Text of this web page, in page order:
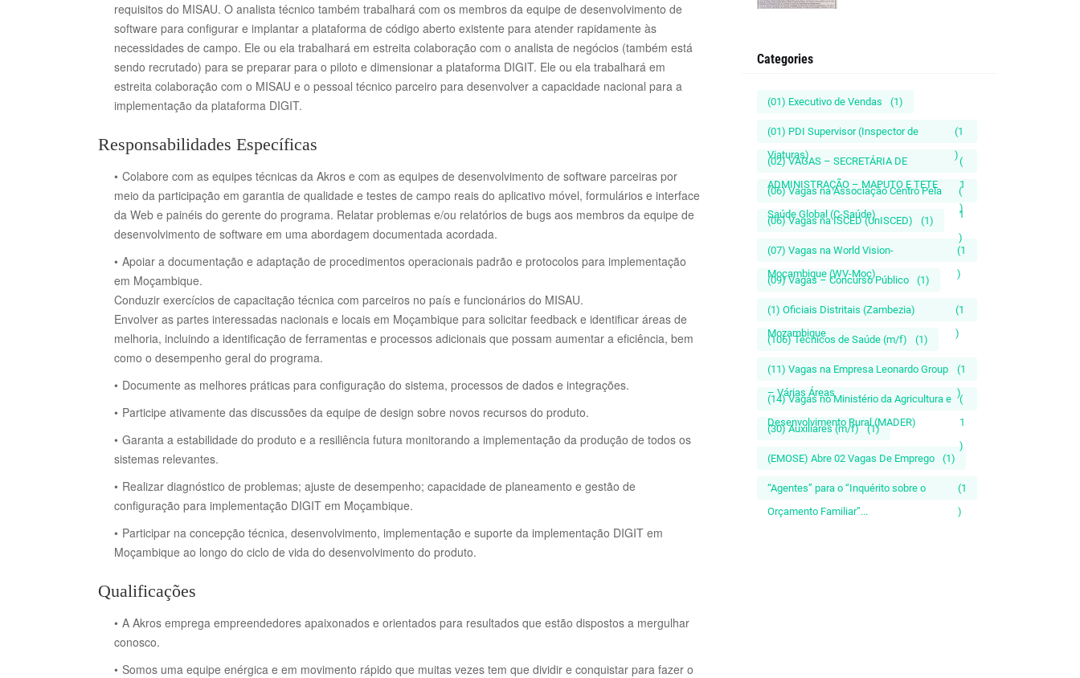
requisitos do MISAU. O analista técnico também trabalhará com os membros da equipe de desenvolvimento de
software para configurar e implantar a plataforma de código aberto existente para atender rapidamente às
necessidades de campo. Ele ou ela trabalhará em estreita colaboração com o analista de negócios (também está
sendo recrutado) para se preparar para o piloto e dimensionar a plataforma DIGIT. Ele ou ela trabalhará em
estreita colaboração com o MISAU e o pessoal técnico parceiro para desenvolver a capacidade nacional para a
implementação da plataforma DIGIT.
Responsabilidades Específicas
Colabore com as equipes técnicas da Akros e com as equipes de desenvolvimento de software parceiras por
meio da participação em garantia de qualidade e testes de campo reais do aplicativo móvel, formulários e interface
da Web e painéis do gerente do programa. Relatar problemas e/ou relatórios de bugs aos membros da equipe de
desenvolvimento de software em uma abordagem documentada acordada.
Apoiar a documentação e adaptação de procedimentos operacionais padrão e protocolos para implementação
em Moçambique.
Conduzir exercícios de capacitação técnica com parceiros no país e funcionários do MISAU.
Envolver as partes interessadas nacionais e locais em Moçambique para solicitar feedback e identificar áreas de
melhoria, incluindo a identificação de ferramentas e processos adicionais que possam aumentar a eficiência, bem
como o desempenho geral do programa.
Documente as melhores práticas para configuração do sistema, processos de dados e integrações.
Participe ativamente das discussões da equipe de design sobre novos recursos do produto.
Garanta a estabilidade do produto e a resiliência futura monitorando a implementação da produção de todos os
sistemas relevantes.
Realizar diagnóstico de problemas; ajuste de desempenho; capacidade de planeamento e gestão de
configuração para implementação DIGIT em Moçambique.
Participar na concepção técnica, desenvolvimento, implementação e suporte da implementação DIGIT em
Moçambique ao longo do ciclo de vida do desenvolvimento do produto.
Qualificações
A Akros emprega empreendedores apaixonados e orientados para resultados que estão dispostos a mergulhar
conosco.
Somos uma equipe enérgica e em movimento rápido que muitas vezes tem que dividir e conquistar para fazer o
Categories
(01) Executivo de Vendas (1)
(01) PDI Supervisor (Inspector de
Viaturas)
(1
)
(02) VAGAS – SECRETÁRIA DE
ADMINISTRAÇÃO – MAPUTO E TETE
(
1
)
(06) Vagas na Associação Centro Pela
Saúde Global (C-Saúde)
(
1
)
(06) Vagas na ISCED (UnISCED) (1)
(07) Vagas na World Vision-
Moçambique (WV-Moç)
(1
)
(09) Vagas – Concurso Público (1)
(1) Oficiais Distritais (Zambezia)
Mozambique
(1
)
(106) Técnicos de Saúde (m/f) (1)
(11) Vagas na Empresa Leonardo Group
– Várias Áreas
(1
)
(14) Vagas no Ministério da Agricultura e
Desenvolvimento Rural (MADER)
(
1
)
(30) Auxiliares (m/f) (1)
(EMOSE) Abre 02 Vagas De Emprego (1)
“Agentes” para o “Inquérito sobre o
Orçamento Familiar”...
(1
)